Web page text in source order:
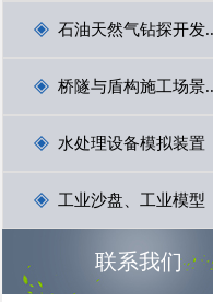
石油天然气钻探开发
桥隧与盾构施工场景
水处理设备模拟装置
工业沙盘、工业模型
联系我们